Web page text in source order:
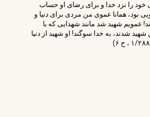
را نزد خدا و براى رضاى او حساب
بود، همانا عموى من مردى براى دنیا و
عمویم شهید شد مانند شهدایى که با
شدند، به خدا سوگند! او شهید از دنیا